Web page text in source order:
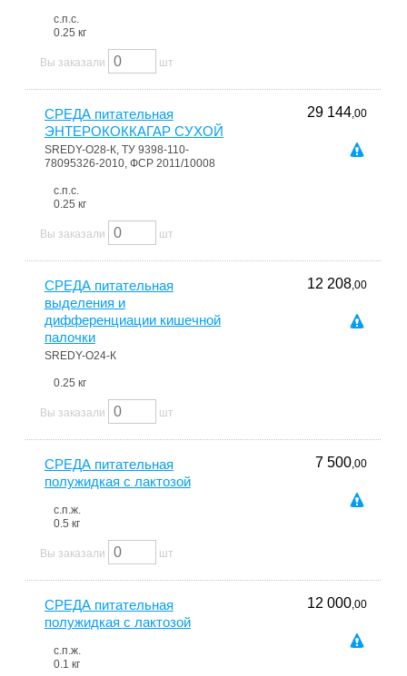
с.п.с.
0.25 кг
Вы заказали шт
СРЕДА питательная
ЭНТЕРОКОККАГАР СУХОЙ
SREDY-О28-К, ТУ 9398-110-
78095326-2010, ФСР 2011/10008
с.п.с.
0.25 кг
29 144,00
Вы заказали шт
СРЕДА питательная
выделения и
дифференциации кишечной
палочки
SREDY-О24-К
0.25 кг
12 208,00
Вы заказали шт
СРЕДА питательная
полужидкая с лактозой
с.п.ж.
0.5 кг
7 500,00
Вы заказали шт
СРЕДА питательная
полужидкая с лактозой
с.п.ж.
0.1 кг
12 000,00